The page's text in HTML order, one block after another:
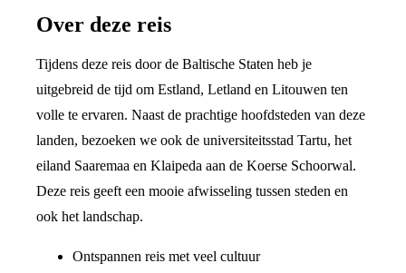
Over deze reis
Tijdens deze reis door de Baltische Staten heb je
uitgebreid de tijd om Estland, Letland en Litouwen ten
volle te ervaren. Naast de prachtige hoofdsteden van deze
landen, bezoeken we ook de universiteitsstad Tartu, het
eiland Saaremaa en Klaipeda aan de Koerse Schoorwal.
Deze reis geeft een mooie afwisseling tussen steden en
ook het landschap.
Ontspannen reis met veel cultuur